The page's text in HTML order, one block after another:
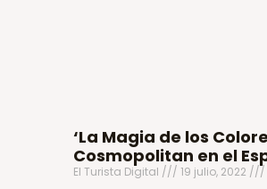
‘La Magia de los
Cosmopolitan en el
El Turista Digital 19 julio, 2022